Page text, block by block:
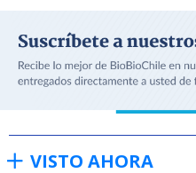
VISTO AHORA